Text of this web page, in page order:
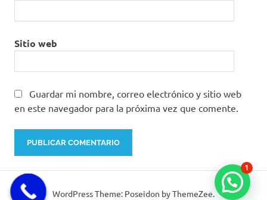
Sitio web
Guardar mi nombre, correo electrónico y sitio web
en este navegador para la próxima vez que comente.
WordPress Theme: Poseidon by ThemeZee.
1